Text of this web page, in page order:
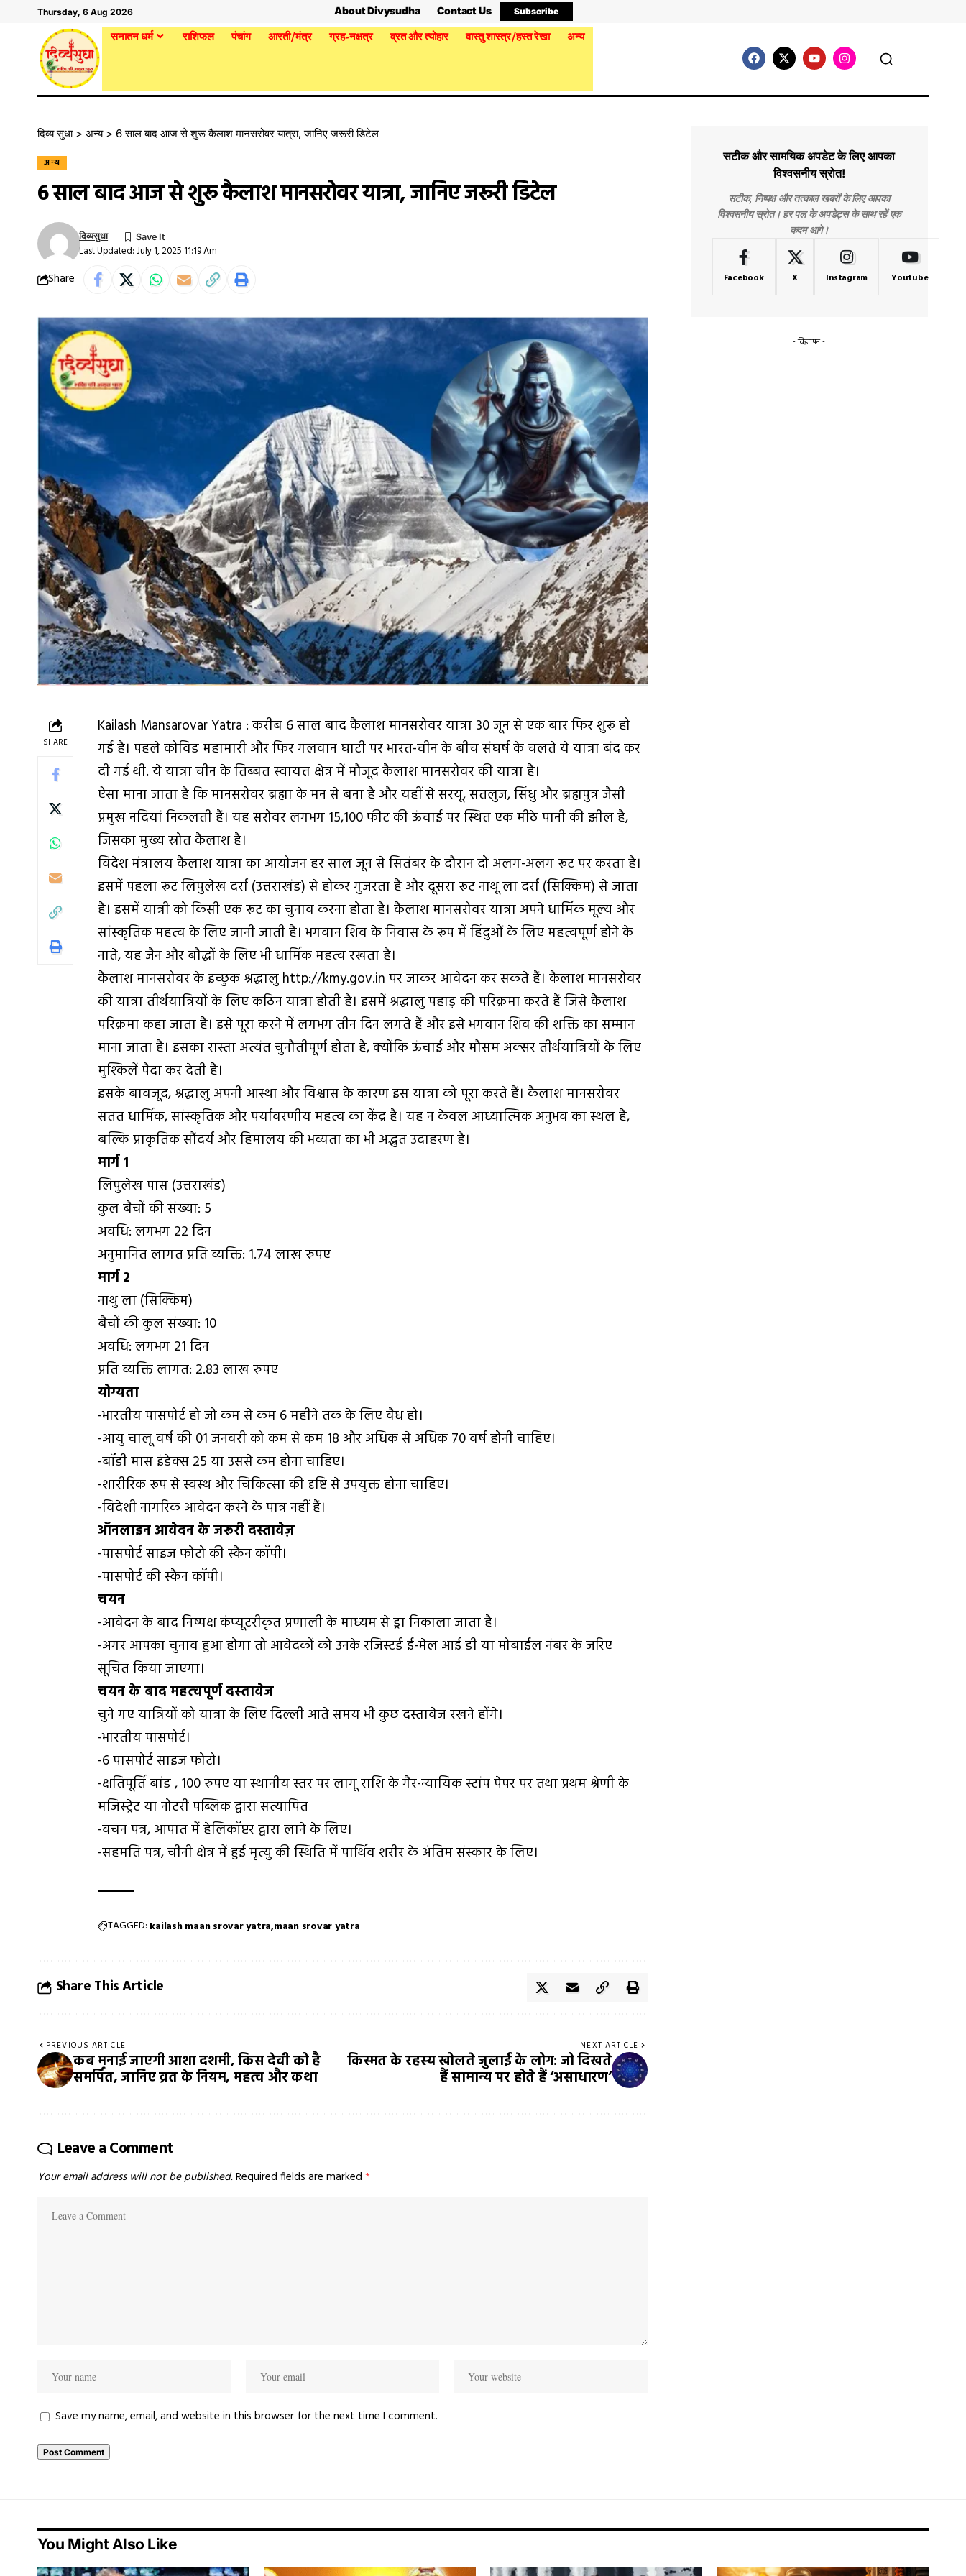
Thursday, 6 Aug 2026 About Divysudha Contact Us Subscribe
सनातन धर्म राशिफल पंचांग आरती/मंत्र ग्रह-नक्षत्र व्रत और त्योहार वास्तु शास्त्र/हस्त रेखा अन्य
दिव्य सुधा> अन्य> 6 साल बाद आज से शुरू कैलाश मानसरोवर यात्रा, जानिए जरूरी डिटेल
अन्य
6 साल बाद आज से शुरू कैलाश मानसरोवर यात्रा, जानिए जरूरी डिटेल
Last Updated: July 1, 2025 11:19 Am
दिव्यसुधा
Share
SHARE
Kailash Mansarovar Yatra : करीब 6 साल बाद कैलाश मानसरोवर यात्रा 30 जून से एक बार फिर शुरू हो
गई है। पहले कोविड महामारी और फिर गलवान घाटी पर भारत-चीन के बीच संघर्ष के चलते ये यात्रा बंद कर
दी गई थी. ये यात्रा चीन के तिब्बत स्वायत्त क्षेत्र में मौजूद कैलाश मानसरोवर की यात्रा है।
ऐसा माना जाता है कि मानसरोवर ब्रह्मा के मन से बना है और यहीं से सरयू, सतलुज, सिंधु और ब्रह्मपुत्र जैसी
प्रमुख नदियां निकलती हैं। यह सरोवर लगभग 15,100 फीट की ऊंचाई पर स्थित एक मीठे पानी की झील है,
जिसका मुख्य स्रोत कैलाश है।
विदेश मंत्रालय कैलाश यात्रा का आयोजन हर साल जून से सितंबर के दौरान दो अलग-अलग रूट पर करता है।
इसमें पहला रूट लिपुलेख दर्रा (उत्तराखंड) से होकर गुजरता है और दूसरा रूट नाथू ला दर्रा (सिक्किम) से जाता
है। इसमें यात्री को किसी एक रूट का चुनाव करना होता है। कैलाश मानसरोवर यात्रा अपने धार्मिक मूल्य और
सांस्कृतिक महत्व के लिए जानी जाती है। भगवान शिव के निवास के रूप में हिंदुओं के लिए महत्वपूर्ण होने के
नाते, यह जैन और बौद्धों के लिए भी धार्मिक महत्व रखता है।
कैलाश मानसरोवर के इच्छुक श्रद्धालु http://kmy.gov.in पर जाकर आवेदन कर सकते हैं। कैलाश मानसरोवर
की यात्रा तीर्थयात्रियों के लिए कठिन यात्रा होती है। इसमें श्रद्धालु पहाड़ की परिक्रमा करते हैं जिसे कैलाश
परिक्रमा कहा जाता है। इसे पूरा करने में लगभग तीन दिन लगते हैं और इसे भगवान शिव की शक्ति का सम्मान
माना जाता है। इसका रास्ता अत्यंत चुनौतीपूर्ण होता है, क्योंकि ऊंचाई और मौसम अक्सर तीर्थयात्रियों के लिए
मुश्किलें पैदा कर देती है।
इसके बावजूद, श्रद्धालु अपनी आस्था और विश्वास के कारण इस यात्रा को पूरा करते हैं। कैलाश मानसरोवर
सतत धार्मिक, सांस्कृतिक और पर्यावरणीय महत्व का केंद्र है। यह न केवल आध्यात्मिक अनुभव का स्थल है,
बल्कि प्राकृतिक सौंदर्य और हिमालय की भव्यता का भी अद्भुत उदाहरण है।
मार्ग 1
लिपुलेख पास (उत्तराखंड)
कुल बैचों की संख्या: 5
अवधि: लगभग 22 दिन
अनुमानित लागत प्रति व्यक्ति: 1.74 लाख रुपए
मार्ग 2
नाथु ला (सिक्किम)
बैचों की कुल संख्या: 10
अवधि: लगभग 21 दिन
प्रति व्यक्ति लागत: 2.83 लाख रुपए
योग्यता
-भारतीय पासपोर्ट हो जो कम से कम 6 महीने तक के लिए वैध हो।
-आयु चालू वर्ष की 01 जनवरी को कम से कम 18 और अधिक से अधिक 70 वर्ष होनी चाहिए।
-बॉडी मास इंडेक्स 25 या उससे कम होना चाहिए।
-शारीरिक रूप से स्वस्थ और चिकित्सा की दृष्टि से उपयुक्त होना चाहिए।
-विदेशी नागरिक आवेदन करने के पात्र नहीं हैं।
ऑनलाइन आवेदन के जरूरी दस्तावेज़
-पासपोर्ट साइज फोटो की स्कैन कॉपी।
-पासपोर्ट की स्कैन कॉपी।
चयन
-आवेदन के बाद निष्पक्ष कंप्यूटरीकृत प्रणाली के माध्यम से ड्रा निकाला जाता है।
-अगर आपका चुनाव हुआ होगा तो आवेदकों को उनके रजिस्टर्ड ई-मेल आई डी या मोबाईल नंबर के जरिए
सूचित किया जाएगा।
चयन के बाद महत्‍वपूर्ण दस्‍तावेज
चुने गए यात्रियों को यात्रा के लिए दिल्ली आते समय भी कुछ दस्तावेज रखने होंगे।
-भारतीय पासपोर्ट।
-6 पासपोर्ट साइज फोटो।
-क्षतिपूर्ति बांड , 100 रुपए या स्थानीय स्तर पर लागू राशि के गैर-न्यायिक स्टांप पेपर पर तथा प्रथम श्रेणी के
मजिस्ट्रेट या नोटरी पब्लिक द्वारा सत्यापित
-वचन पत्र, आपात में हेलिकॉप्टर द्वारा लाने के लिए।
-सहमति पत्र, चीनी क्षेत्र में हुई मृत्यु की स्थिति में पार्थिव शरीर के अंतिम संस्कार के लिए।
TAGGED: kailash maan srovar yatramaan srovar yatra
Share This Article
PREVIOUS ARTICLE
कब मनाई जाएगी आशा दशमी, किस देवी को है
समर्पित, जानिए व्रत के नियम, महत्व और कथा
NEXT ARTICLE
किस्मत के रहस्य खोलते जुलाई के लोग: जो दिखते
हैं सामान्य पर होते हैं ‘असाधारण’
Leave a Comment
Your email address will not be published.Required fields are marked *
Save my name, email, and website in this browser for the next time I comment.
सटीक और सामयिक अपडेट के लिए आपका
विश्वसनीय स्रोत!
सटीक, निष्पक्ष और तत्काल खबरों के लिए आपका
विश्वसनीय स्रोत। हर पल के अपडेट्स के साथ रहें एक
कदम आगे।
Facebook X Instagram Youtube
- विज्ञापन -
You Might Also Like